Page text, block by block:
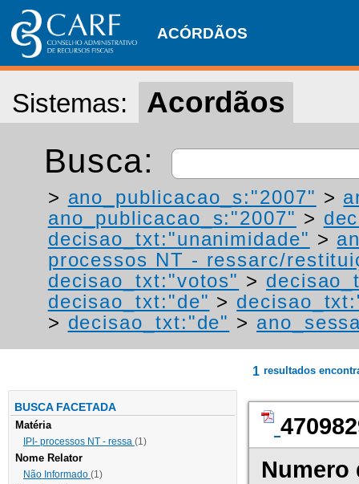
ACÓRDÃOS
Sistemas: Acordãos
Busca:
> ano_publicacao_s:"2007" >
ano_publicacao_s:"2007" >
decisao_txt:"unanimidade" >
processos NT - ressarc/
decisao_txt:"votos" >
decisao_txt:"de" >
> decisao_txt:"de" >
BUSCA FACETADA
Matéria
IPI- processos NT - ressa (1)
Nome Relator
Não Informado (1)
1 resultados
Numero